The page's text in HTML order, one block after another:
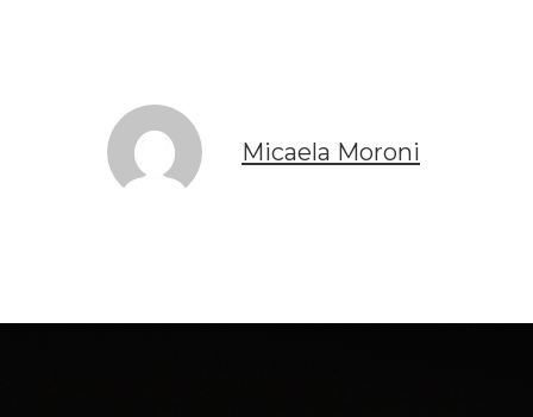
Micaela Moroni